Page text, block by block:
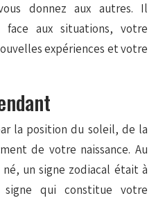
donnez aux autres. Il
face aux situations, votre
expériences et votre
la position du soleil, de la
de votre naissance. Au
un signe zodiacal était à
qui constitue votre